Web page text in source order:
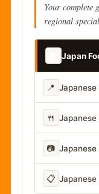
Your complete
regional
Japan
📍 Japanese
🍴 Japanese
📷 Japanese
📋 Japanese